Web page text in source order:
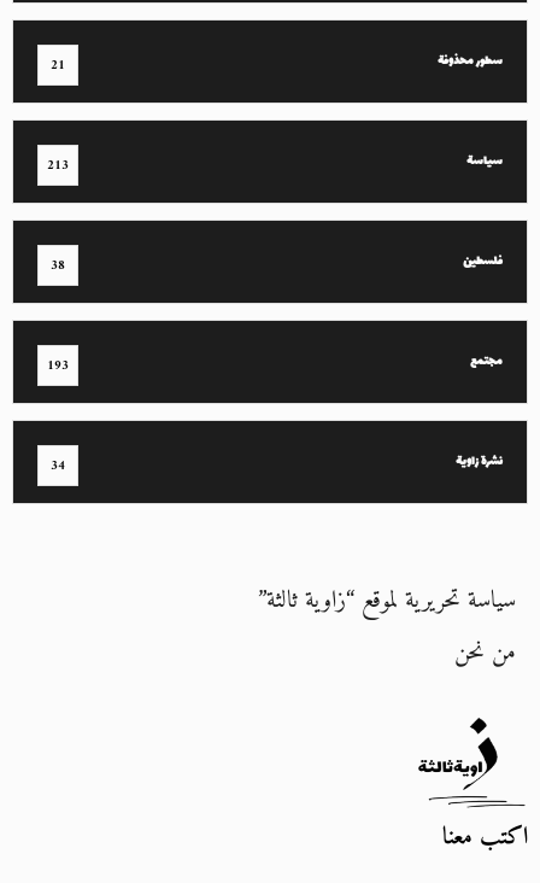
سطور محذوفة 21
سياسة 213
فلسطين 38
مجتمع 193
نشرة زاوية 34
سياسة تحريرية لموقع “زاوية ثالثة”
من نحن
اكتب معنا